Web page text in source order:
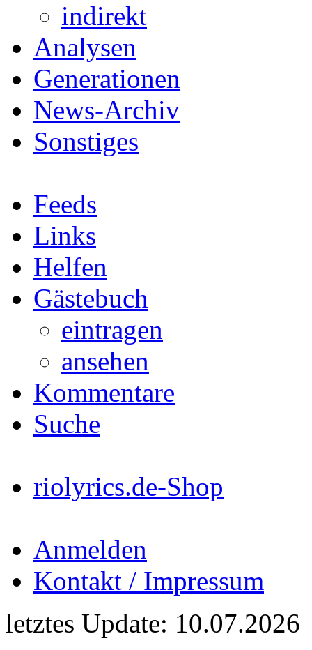
indirekt
Analysen
Generationen
News-Archiv
Sonstiges
Feeds
Links
Helfen
Gästebuch
eintragen
ansehen
Kommentare
Suche
riolyrics.de-Shop
Anmelden
Kontakt / Impressum
letztes Update: 10.07.2026